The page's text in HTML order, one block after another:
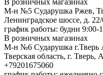
В розничных магазинах
М-н №5 Сударушка Ржев,
Ленинградское шоссе, д. 22/
график работы: будни
В розничных магазинах
М-н №6 Сударушка г.Тверь
Тверская область, г.
+79201675060